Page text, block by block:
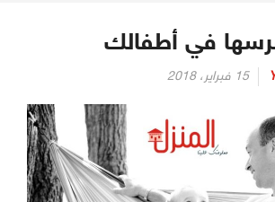
في أطفالك
15 فبراير، 2018